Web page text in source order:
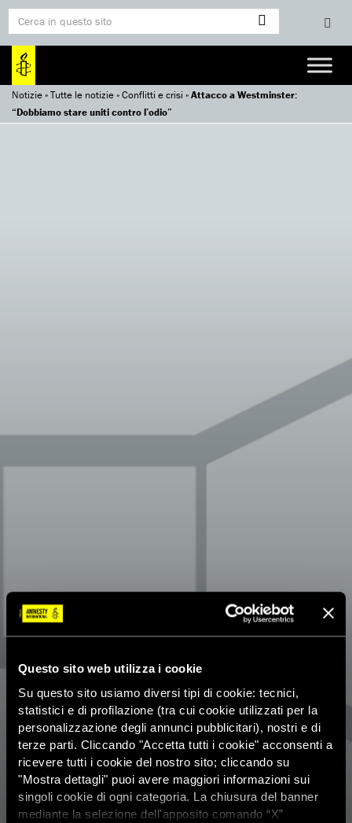
Questo sito web utilizza i cookie
Su questo sito usiamo diversi tipi di cookie: tecnici,
statistici e di profilazione (tra cui cookie utilizzati per la
personalizzazione degli annunci pubblicitari), nostri e di
terze parti. Cliccando "Accetta tutti i cookie" acconsenti a
ricevere tutti i cookie del nostro sito; cliccando su
"Mostra dettagli" puoi avere maggiori informazioni sui
singoli cookie di ogni categoria. La chiusura del banner
mediante la selezione dell'apposito comando “X”
Notizie»Tutte le notizie»Conflitti e crisi »Attacco a Westminster:
“Dobbiamo stare uniti contro l’odio”